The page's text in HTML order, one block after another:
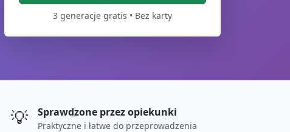
3 generacje gratis • Bez karty
💡 Sprawdzone przez opiekunki
Praktyczne i łatwe do przeprowadzenia